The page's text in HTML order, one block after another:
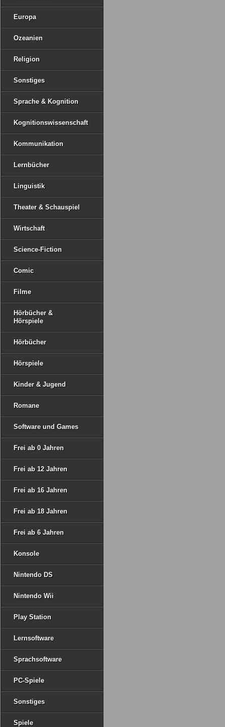
Europa
Ozeanien
Religion
Sonstiges
Sprache & Kognition
Kognitionswissenschaft
Kommunikation
Lernbücher
Linguistik
Theater & Schauspiel
Wirtschaft
Science-Fiction
Comic
Filme
Hörbücher &
Hörspiele
Hörbücher
Hörspiele
Kinder & Jugend
Romane
Software und Games
Frei ab 0 Jahren
Frei ab 12 Jahren
Frei ab 16 Jahren
Frei ab 18 Jahren
Frei ab 6 Jahren
Konsole
Nintendo DS
Nintendo Wii
Play Station
Lernsoftware
Sprachsoftware
PC-Spiele
Sonstiges
Spiele